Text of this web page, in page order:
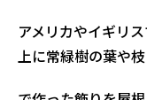
アメリカやイギリ
上に常緑樹の葉や枝